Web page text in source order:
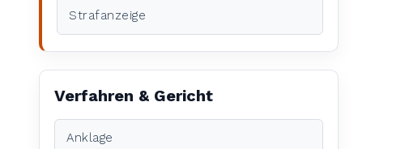
Strafanzeige
Verfahren & Gericht
Anklage